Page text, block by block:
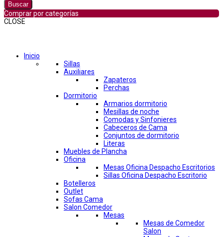
Buscar
Comprar por categorías
CLOSE
Inicio
Sillas
Auxiliares
Zapateros
Perchas
Dormitorio
Armarios dormitorio
Mesillas de noche
Comodas y Sinfonieres
Cabeceros de Cama
Conjuntos de dormitorio
Literas
Muebles de Plancha
Oficina
Mesas Oficina Despacho Escritorios
Sillas Oficina Despacho Escritorio
Botelleros
Outlet
Sofas Cama
Salon Comedor
Mesas
Mesas de Comedor
Salon